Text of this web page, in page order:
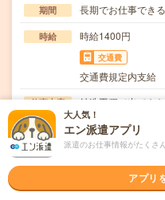
期間 長期でお仕事でき
時給 時給1400円
交通費
交通費規定内支給
仕事内容
鋳造工程で出てき
ます。【取扱製品
応募資格
ブランクOK / 英語
で気軽にオンライ
大人気！
エン派遣アプリ
派遣のお仕事情報がたくさ
アプリ